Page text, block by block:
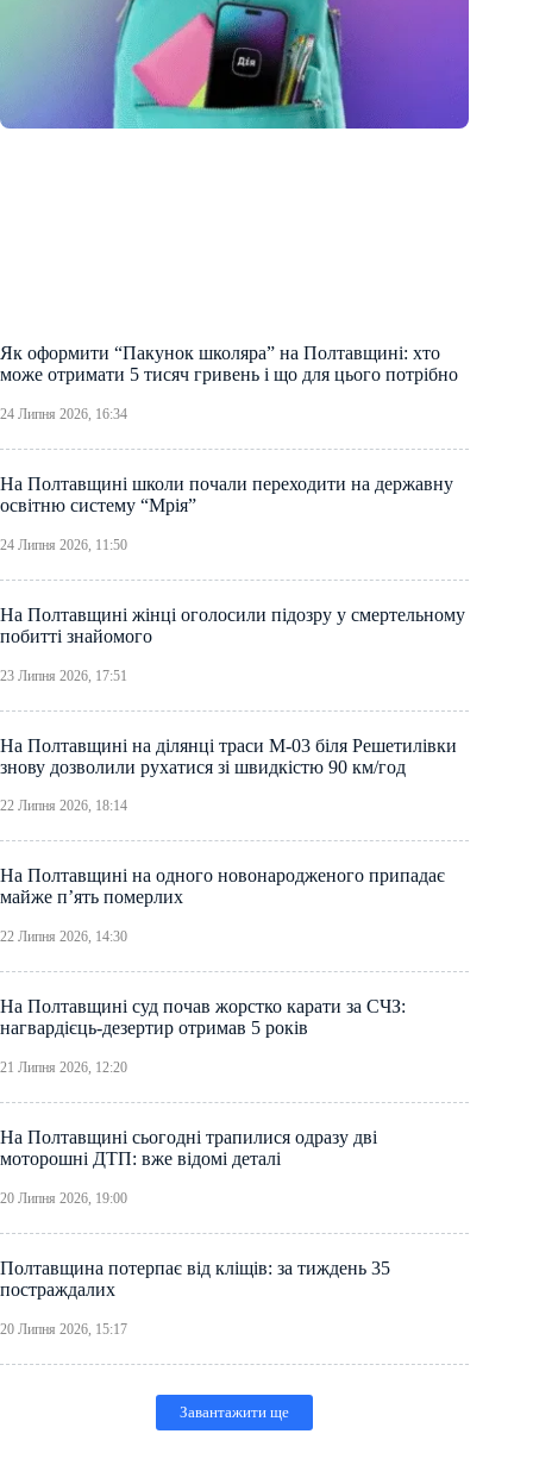
Як оформити “Пакунок школяра” на Полтавщині: хто
може отримати 5 тисяч гривень і що для цього потрібно
24 Липня 2026, 16:34
На Полтавщині школи почали переходити на державну
освітню систему “Мрія”
24 Липня 2026, 11:50
На Полтавщині жінці оголосили підозру у смертельному
побитті знайомого
23 Липня 2026, 17:51
На Полтавщині на ділянці траси М-03 біля Решетилівки
знову дозволили рухатися зі швидкістю 90 км/год
22 Липня 2026, 18:14
На Полтавщині на одного новонародженого припадає
майже п’ять померлих
22 Липня 2026, 14:30
На Полтавщині суд почав жорстко карати за СЧЗ:
нагвардієць-дезертир отримав 5 років
21 Липня 2026, 12:20
На Полтавщині сьогодні трапилися одразу дві
моторошні ДТП: вже відомі деталі
20 Липня 2026, 19:00
Полтавщина потерпає від кліщів: за тиждень 35
постраждалих
20 Липня 2026, 15:17
Завантажити ще